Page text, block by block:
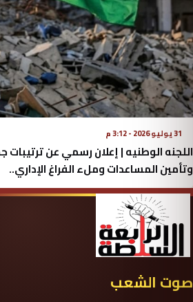
31 يوليو 2026 - 3:12 م
اللجنه الوطنيه | إعلان رسمي عن ترتيبات
وتأمين المساعدات وملء الفراغ الإداري..
صوت الشعب